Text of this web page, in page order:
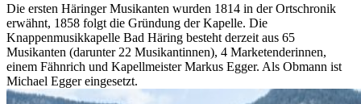
Die ersten Häringer Musikanten wurden 1814 in der Ortschronik
erwähnt, 1858 folgt die Gründung der Kapelle. Die
Knappenmusikkapelle Bad Häring besteht derzeit aus 65
Musikanten (darunter 22 Musikantinnen), 4 Marketenderinnen,
einem Fähnrich und Kapellmeister Markus Egger. Als Obmann ist
Michael Egger eingesetzt.